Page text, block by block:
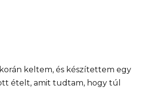
keltem, és készítettem egy
ételt, amit tudtam, hogy túl